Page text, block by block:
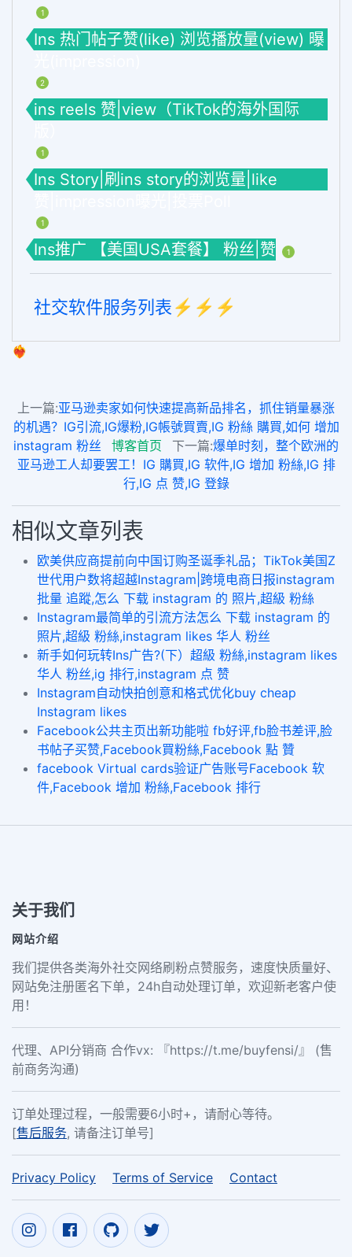
1
Ins 热门帖子赞(like) 浏览播放量(view) 曝
2
ins reels 赞|view（TikTok的海外国际
1
Ins Story|刷ins story的浏览量|like
1
Ins推广 【美国USA套餐】 粉丝|赞 1
社交软件服务列表⚡️⚡️⚡️
❤️‍🔥
上一篇:亚马逊卖家如何快速提高新品排名，抓住销量暴涨
的机遇？IG引流,IG爆粉,IG帳號買賣,IG 粉絲 購買,如何 增加
instagram 粉丝
博客首页 下一篇:爆单时刻，整个欧洲的
亚马逊工人却要罢工！IG 購買,IG 软件,IG 增加 粉絲,IG 排
行,IG 点 赞,IG 登錄
相似文章列表
欧美供应商提前向中国订购圣诞季礼品；TikTok美国Z
世代用户数将超越Instagram|跨境电商日报instagram
批量 追蹤,怎么 下载 instagram 的 照片,超級 粉絲
Instagram最简单的引流方法怎么 下载 instagram 的
照片,超級 粉絲,instagram likes 华人 粉丝
新手如何玩转Ins广告?(下）超級 粉絲,instagram likes
华人 粉丝,ig 排行,instagram 点 赞
Instagram自动快拍创意和格式优化buy cheap
Instagram likes
Facebook公共主页出新功能啦 fb好评,fb脸书差评,脸
书帖子买赞,Facebook買粉絲,Facebook 點 贊
facebook Virtual cards验证广告账号Facebook 软
件,Facebook 增加 粉絲,Facebook 排行
关于我们
网站介绍
我们提供各类海外社交网络刷粉点赞服务，速度快质量好、
网站免注册匿名下单，24h自动处理订单，欢迎新老客户使
用！
代理、API分销商 合作vx: 『https://t.me/buyfensi/』 (售
前商务沟通)
订单处理过程，一般需要6小时+，请耐心等待。
[售后服务, 请备注订单号]
Privacy Policy Terms of Service Contact